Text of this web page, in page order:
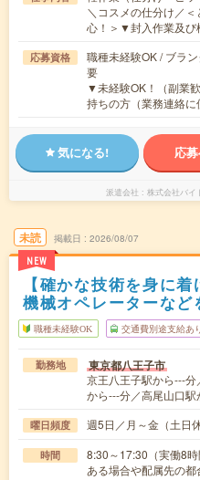
＼コスメの仕分け／
心！＞▼封入作業及
応募資格
職種未経験OK / ブラ
要
▼未経験OK！（副業
持ちの方（業務連絡
気になる! 応
派遣会社 株式会社バイ
未読
NEW
掲載日 2026/08/07
【確かな技術を身に
機械オペレーターなど
職種未経験OK 交通費別途支給あ
勤務地 東京都八王子市
京王八王子駅から---
から---分／高尾山口
曜日頻度 週5日／月～金（土日
時間
8:30～17:30（実働8
ある場合や配属先の